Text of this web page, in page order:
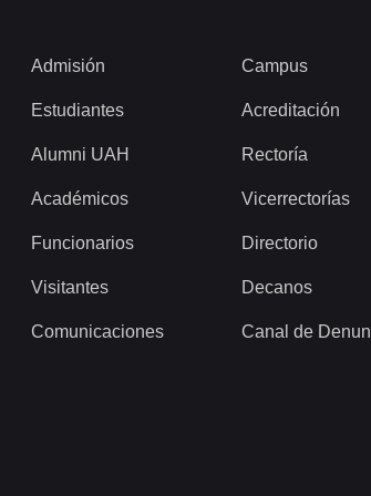
Admisión
Estudiantes
Alumni UAH
Académicos
Funcionarios
Visitantes
Comunicaciones
Campus
Acreditación
Rectoría
Vicerrectorías
Directorio
Decanos
Canal de